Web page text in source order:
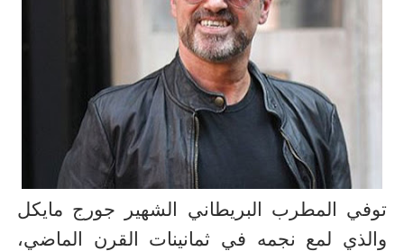
توفي المطرب البريطاني الشهير جورج مايكل
والذي لمع نجمه في ثمانينات القرن الماضي،